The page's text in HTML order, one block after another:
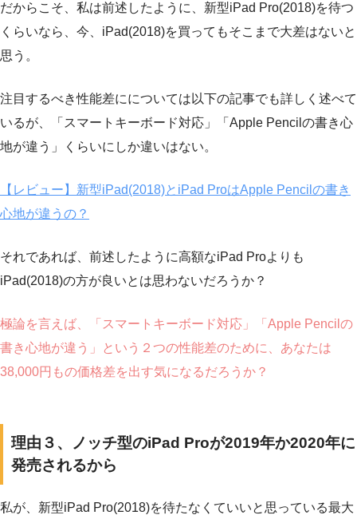
だからこそ、私は前述したように、新型iPad Pro(2018)を待つ
くらいなら、今、iPad(2018)を買ってもそこまで大差はないと
思う。
注目するべき性能差にについては以下の記事でも詳しく述べて
いるが、「スマートキーボード対応」「Apple Pencilの書き心
地が違う」くらいにしか違いはない。
【レビュー】新型iPad(2018)とiPad ProはApple Pencilの書き
心地が違うの？
それであれば、前述したように高額なiPad Proよりも
iPad(2018)の方が良いとは思わないだろうか？
極論を言えば、「スマートキーボード対応」「Apple Pencilの
書き心地が違う」という２つの性能差のために、あなたは
38,000円もの価格差を出す気になるだろうか？
理由３、ノッチ型のiPad Proが2019年か2020年に
発売されるから
私が、新型iPad Pro(2018)を待たなくていいと思っている最大